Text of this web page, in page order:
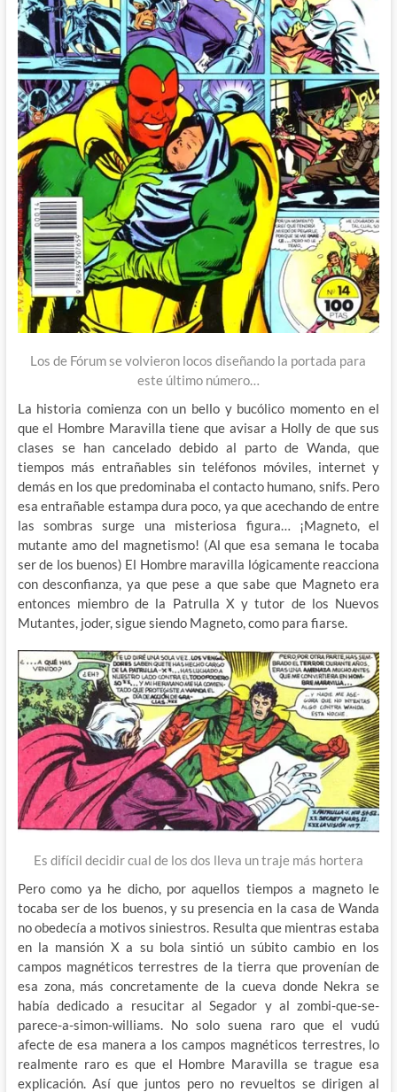
Los de Fórum se volvieron locos diseñando la portada para
este último número…
La historia comienza con un bello y bucólico momento en el
que el Hombre Maravilla tiene que avisar a Holly de que sus
clases se han cancelado debido al parto de Wanda, que
tiempos más entrañables sin teléfonos móviles, internet y
demás en los que predominaba el contacto humano, snifs. Pero
esa entrañable estampa dura poco, ya que acechando de entre
las sombras surge una misteriosa figura… ¡Magneto, el
mutante amo del magnetismo! (Al que esa semana le tocaba
ser de los buenos) El Hombre maravilla lógicamente reacciona
con desconfianza, ya que pese a que sabe que Magneto era
entonces miembro de la Patrulla X y tutor de los Nuevos
Mutantes, joder, sigue siendo Magneto, como para fiarse.
Es difícil decidir cual de los dos lleva un traje más hortera
Pero como ya he dicho, por aquellos tiempos a magneto le
tocaba ser de los buenos, y su presencia en la casa de Wanda
no obedecía a motivos siniestros. Resulta que mientras estaba
en la mansión X a su bola sintió un súbito cambio en los
campos magnéticos terrestres de la tierra que provenían de
esa zona, más concretamente de la cueva donde Nekra se
había dedicado a resucitar al Segador y al zombi-que-se-
parece-a-simon-williams. No solo suena raro que el vudú
afecte de esa manera a los campos magnéticos terrestres, lo
realmente raro es que el Hombre Maravilla se trague esa
explicación. Así que juntos pero no revueltos se dirigen al